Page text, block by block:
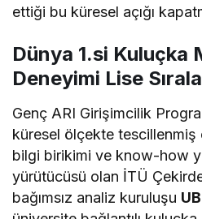
ettiği bu küresel açığı
Dünya 1.si Kuluçka
Deneyimi Lise
Genç ARI Girişimcilik
küresel ölçekte
bilgi birikimi ve know-how
yürütücüsü olan İTÜ
bağımsız analiz kuruluşu